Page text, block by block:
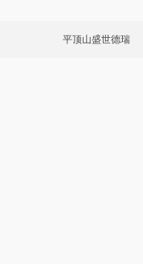
平顶山盛世德瑞